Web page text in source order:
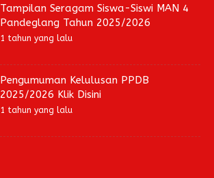
Tampilan Seragam Siswa-Siswi MAN 4
Pandeglang Tahun 2025/2026
1 tahun yang lalu
Pengumuman Kelulusan PPDB
2025/2026 Klik Disini
1 tahun yang lalu